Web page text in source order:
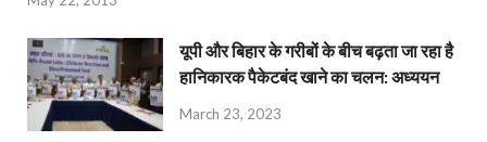
यूपी और बिहार के गरीबों के बीच बढ़ता जा रहा है
हानिकारक पैकेटबंद खाने का चलन: अध्ययन
March 23, 2023